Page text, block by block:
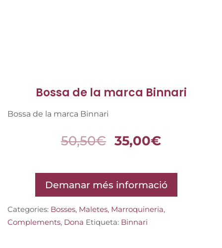
Bossa de la marca Binnari
Bossa de la marca Binnari
50,50€ 35,00€
Demanar més informació
Categories: Bosses, Maletes, Marroquineria,
Complements, Dona Etiqueta: Binnari